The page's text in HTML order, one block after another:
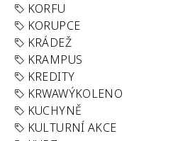
KORFU
KORUPCE
KRÁDEŽ
KRAMPUS
KREDITY
KRWAWÝKOLENO
KUCHYNĚ
KULTURNÍ AKCE